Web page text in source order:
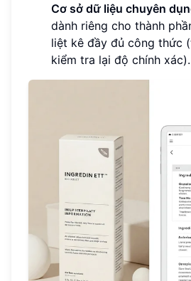
Cơ sở dữ liệu chuyên
dành riêng cho thành
liệt kê đầy đủ công thức
kiểm tra lại độ chính xác).